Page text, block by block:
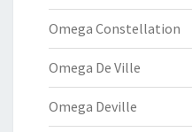
Omega Constellation
Omega De Ville
Omega Deville